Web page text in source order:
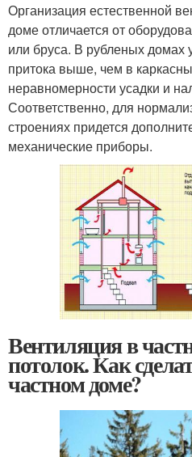
Организация естественной
доме отличается от
или бруса. В рубленых домах
притока выше, чем в
неравномерности усадки и
Соответственно, для
строениях придется
механические приборы.
Вентиляция в
потолок. Как
частном доме?